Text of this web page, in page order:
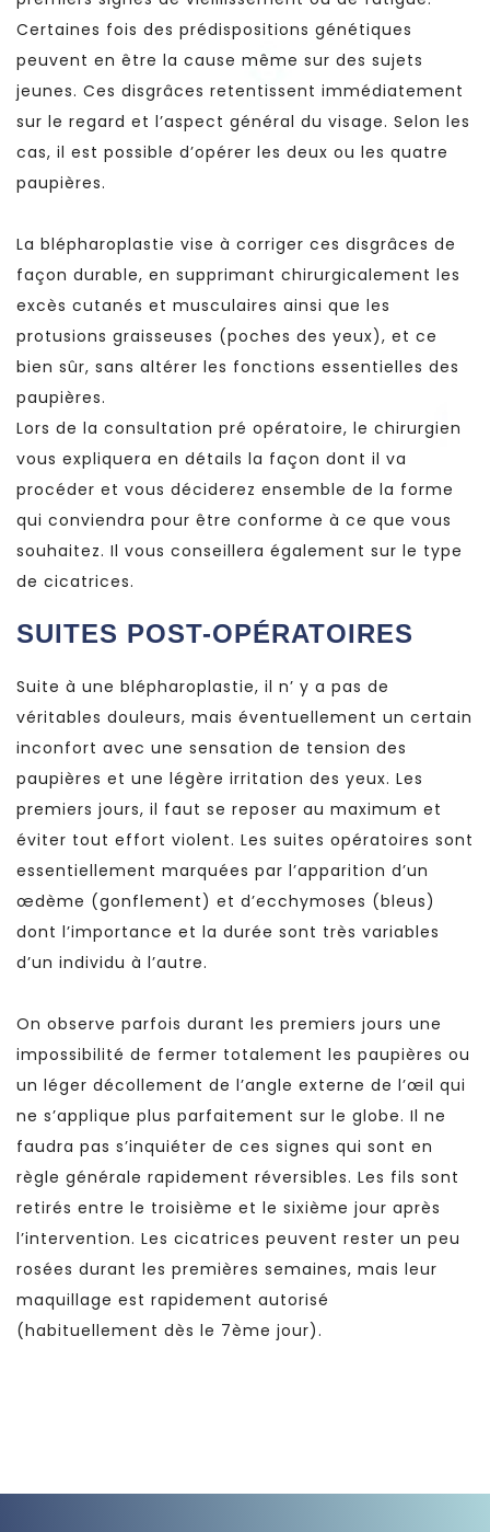
Certaines fois des prédispositions génétiques
peuvent en être la cause même sur des sujets
jeunes. Ces disgrâces retentissent immédiatement
sur le regard et l’aspect général du visage. Selon les
cas, il est possible d’opérer les deux ou les quatre
paupières.
La blépharoplastie vise à corriger ces disgrâces de
façon durable, en supprimant chirurgicalement les
excès cutanés et musculaires ainsi que les
protusions graisseuses (poches des yeux), et ce
bien sûr, sans altérer les fonctions essentielles des
paupières.
Lors de la consultation pré opératoire, le chirurgien
vous expliquera en détails la façon dont il va
procéder et vous déciderez ensemble de la forme
qui conviendra pour être conforme à ce que vous
souhaitez. Il vous conseillera également sur le type
de cicatrices.
SUITES POST-OPÉRATOIRES
Suite à une blépharoplastie, il n’ y a pas de
véritables douleurs, mais éventuellement un certain
inconfort avec une sensation de tension des
paupières et une légère irritation des yeux. Les
premiers jours, il faut se reposer au maximum et
éviter tout effort violent. Les suites opératoires sont
essentiellement marquées par l’apparition d’un
œdème (gonflement) et d’ecchymoses (bleus)
dont l’importance et la durée sont très variables
d’un individu à l’autre.
On observe parfois durant les premiers jours une
impossibilité de fermer totalement les paupières ou
un léger décollement de l’angle externe de l’œil qui
ne s’applique plus parfaitement sur le globe. Il ne
faudra pas s’inquiéter de ces signes qui sont en
règle générale rapidement réversibles. Les fils sont
retirés entre le troisième et le sixième jour après
l’intervention. Les cicatrices peuvent rester un peu
rosées durant les premières semaines, mais leur
maquillage est rapidement autorisé
(habituellement dès le 7ème jour).